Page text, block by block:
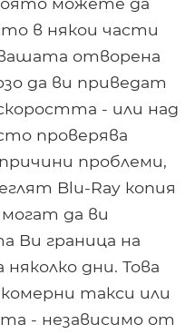
в някои части
отворена
да ви приведат
- или над
проверява
проблеми,
Blu-Ray копия
да ви
Ви граница на
дни. Това
такси или
- независимо от